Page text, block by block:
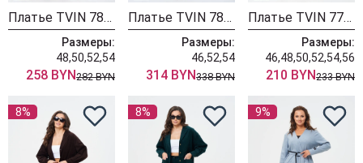
Платье TVIN 7882 лагуна
Размеры:
48,50,52,54
258 BYN282 BYN
Платье TVIN 7827
Размеры:
46,52,54
314 BYN338 BYN
Платье TVIN 7713 черный
Размеры:
46,48,50,52,54,56
210 BYN233 BYN
8% 8% 9%